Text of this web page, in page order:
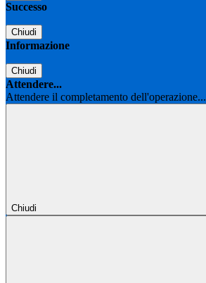
Successo
Chiudi
Informazione
Chiudi
Attendere...
Attendere il completamento dell'operazione...
Chiudi